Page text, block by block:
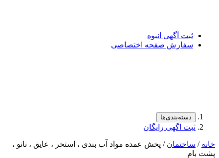
ثبت آگهی انبوه
سفارش صفحه اختصاصی
دسته‌بندی‌ها
ثبت اگهی رایگان
خانه/ ساختمان/ پخش عمده مواد آب بندی ، استخر ، عایق ، نانو ،
پشت بام